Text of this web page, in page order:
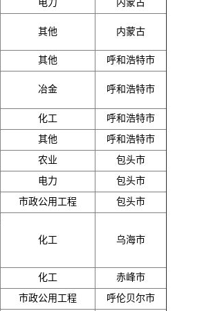
电力
内蒙古
其他 内蒙古
其他 呼和浩特市
冶金 呼和浩特市
化工
呼和浩特市
其他
呼和浩特市
农业
包头市
电力
包头市
市政公用工程 包头市
化工 乌海市
化工
赤峰市
市政公用工程 呼伦贝尔市